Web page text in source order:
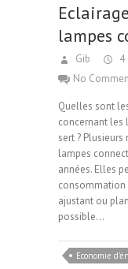
lampes
Gib
4
No
Quelles sont
concernant les
sert ?
lampes
années. Elles
consommation
ajustant ou
possible…
Economie